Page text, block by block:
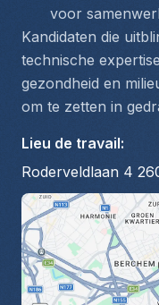
voor
Kandidaten die
technische
gezondheid en
om te zetten in
Lieu de travail:
Roderveldlaan 4